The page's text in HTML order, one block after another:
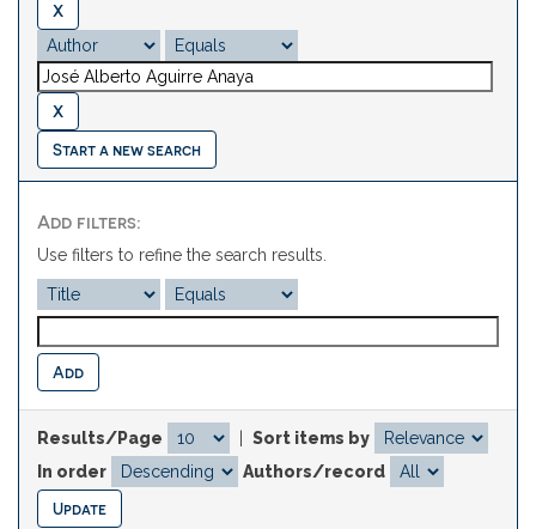
Start a new search
Add filters:
Use filters to refine the search results.
Results/Page
Sort items by
In order
Authors/record